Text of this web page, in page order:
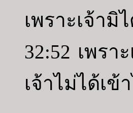
เพราะเจ้ามิ
32:52 เพร
เจ้าไม่ได้เ